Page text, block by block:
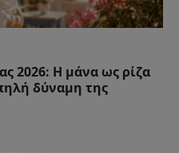
2026: Η μάνα ως ρίζα
δύναμη της